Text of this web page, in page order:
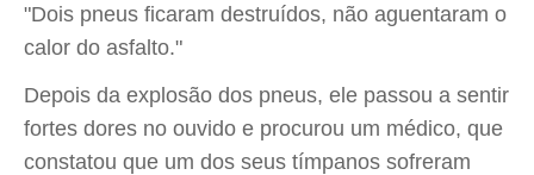
"Dois pneus ficaram destruídos, não aguentaram o
calor do asfalto."
Depois da explosão dos pneus, ele passou a sentir
fortes dores no ouvido e procurou um médico, que
constatou que um dos seus tímpanos sofreram